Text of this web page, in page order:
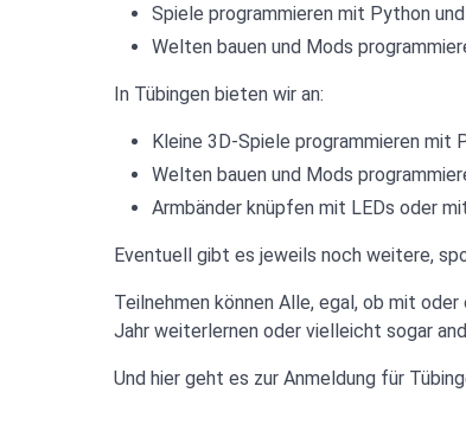
Spiele programmieren mit Python
Welten bauen und Mods
In Tübingen bieten wir an:
Kleine 3D-Spiele programmieren mit
Welten bauen und Mods
Armbänder knüpfen mit LEDs oder
Eventuell gibt es jeweils noch weitere,
Teilnehmen können Alle, egal, ob mit
Jahr weiterlernen oder vielleicht sogar
Und hier geht es zur Anmeldung für